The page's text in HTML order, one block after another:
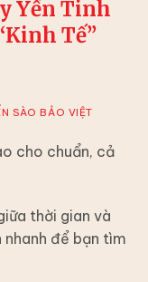
Yến Tinh
Tế”
SÀO BẢO VIỆT
cho chuẩn, cả
thời gian và
để bạn tìm